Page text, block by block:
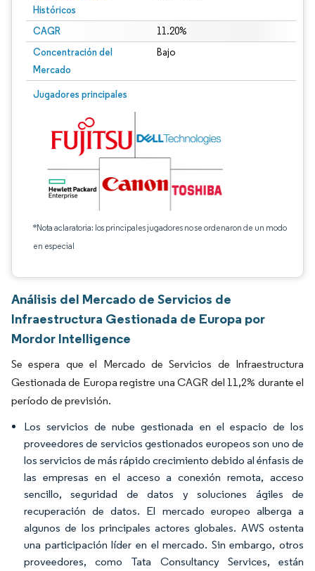
Históricos
CAGR 11.20%
Concentración del
Mercado
Bajo
Jugadores principales
*Nota aclaratoria: los principales jugadores no se ordenaron de un modo
en especial
Análisis del Mercado de Servicios de
Infraestructura Gestionada de Europa por
Mordor Intelligence
Se espera que el Mercado de Servicios de Infraestructura
Gestionada de Europa registre una CAGR del 11,2% durante el
período de previsión.
Los servicios de nube gestionada en el espacio de los
proveedores de servicios gestionados europeos son uno de
los servicios de más rápido crecimiento debido al énfasis de
las empresas en el acceso a conexión remota, acceso
sencillo, seguridad de datos y soluciones ágiles de
recuperación de datos. El mercado europeo alberga a
algunos de los principales actores globales. AWS ostenta
una participación líder en el mercado. Sin embargo, otros
proveedores, como Tata Consultancy Services, están